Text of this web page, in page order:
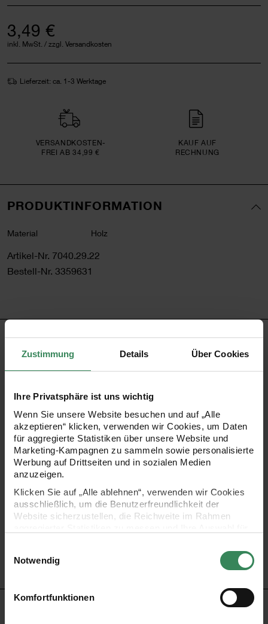
Zustimmung Details Über Cookies
Ihre Privatsphäre ist uns wichtig
Wenn Sie unsere Website besuchen und auf „Alle
akzeptieren“ klicken, verwenden wir Cookies, um Daten
für aggregierte Statistiken über unsere Website und
Marketing-Kampagnen zu sammeln sowie personalisierte
Werbung auf Drittseiten und in sozialen Medien
anzuzeigen.
Klicken Sie auf „Alle ablehnen“, verwenden wir Cookies
ausschließlich, um die Benutzerfreundlichkeit der
Website sicherzustellen, die Reichweite im Rahmen
Ihre Einwilligung ist freiwillig und kann jederzeit über den
Link „Cookie-Einstellungen“ im Fußbereich der Seite
verwendeten Technologien und den Empfängern der
Daten finden Sie in unserer Datenschutzerklärung.
Notwendig
Komfortfunktionen
3,49 €
inkl. MwSt. / zzgl. Versandkosten
Lieferzeit: ca. 1-3 Werktage
VERSAND­KOSTEN­
FREI AB 34,99 €
KAUF AUF
RECHNUNG
PRODUKTINFORMATION
Material Holz
Artikel-Nr. 7040.29.22
Bestell-Nr. 3359631
PRODUKTBESCHREIBUNG
Die Holzclips mit Spinnennetzen, auf denen teilweise
Individualisierung von Tisch- oder Einladungskarten oder
zur Verzierung von Geschenken und Verpackungen. Die
Dekoklammern dürfen an Halloween nicht fehlen.
Dekoklammern aus Holz
Form: Spinnennetz
Farbe: schwarz-weiß
Achtung! Nicht für Kinder unter 3 Jahren geeignet!